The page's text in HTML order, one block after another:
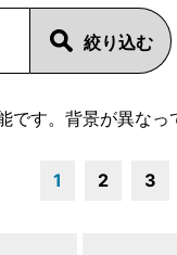
す。背景が異なっ
1 2 3